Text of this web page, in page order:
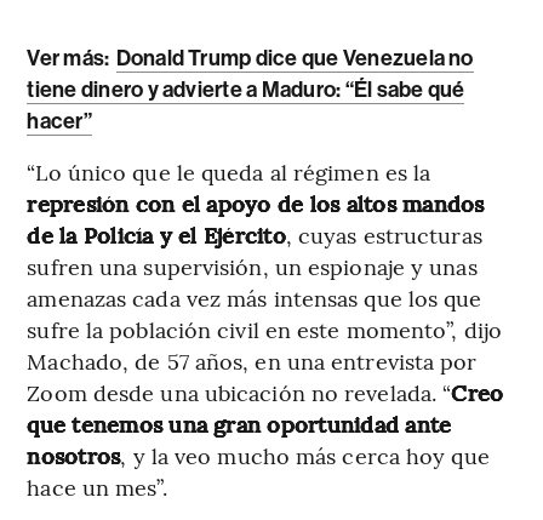
Ver más: Donald Trump dice que Venezuela no
tiene dinero y advierte a Maduro: “Él sabe qué
hacer”
“Lo único que le queda al régimen es la
represión con el apoyo de los altos mandos
de la Policía y el Ejército, cuyas estructuras
sufren una supervisión, un espionaje y unas
amenazas cada vez más intensas que los que
sufre la población civil en este momento”, dijo
Machado, de 57 años, en una entrevista por
Zoom desde una ubicación no revelada. “Creo
que tenemos una gran oportunidad ante
nosotros, y la veo mucho más cerca hoy que
hace un mes”.